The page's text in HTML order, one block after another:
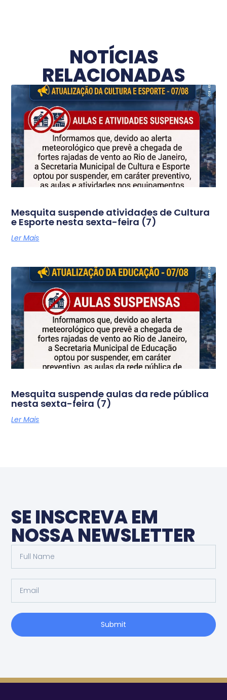
NOTÍCIAS
RELACIONADAS
Mesquita suspende atividades de Cultura
e Esporte nesta sexta-feira (7)
Ler Mais
Mesquita suspende aulas da rede pública
nesta sexta-feira (7)
Ler Mais
SE INSCREVA EM
NOSSA NEWSLETTER
Submit